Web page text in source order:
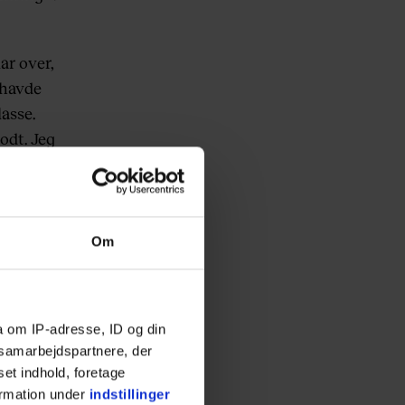
Om
om IP-adresse, ID og din
der
indhold, foretage
under indstillinger
over,
Jeg
Du
klog i
fat i